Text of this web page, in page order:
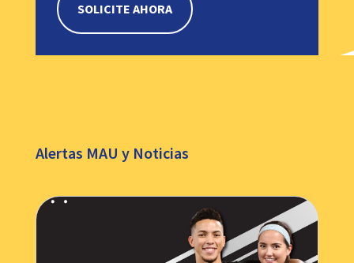
SOLICITE AHORA
Alertas MAU y Noticias